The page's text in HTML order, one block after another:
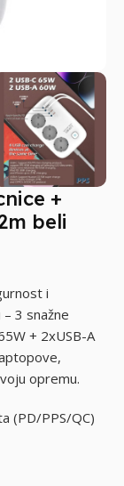
+
beli
i
3 snažne
+ 2xUSB-A
opremu.
(PD/PPS/QC)